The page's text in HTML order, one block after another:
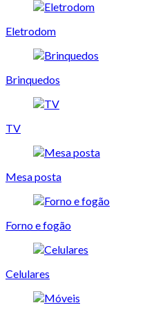
Eletrodom
Brinquedos
TV
Mesa posta
Forno e fogão
Celulares